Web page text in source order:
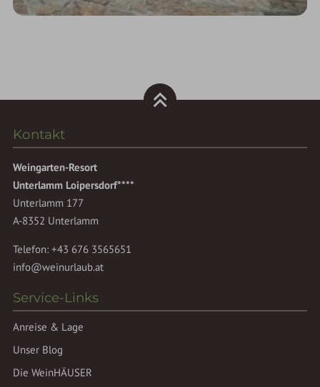
Kontakt
Weingarten-Resort
Unterlamm Loipersdorf****
Unterlamm 177
A-8352 Unterlamm
Telefon:+43 676 3565651
info@weinurlaub.at
Service-Links
Anreise & Lage
Unser Blog
Die WeinHÄUSER